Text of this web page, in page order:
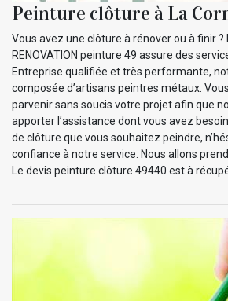
Peinture clôture à La
Vous avez une clôture à rénover ou à finir ?
RENOVATION peinture 49 assure des
Entreprise qualifiée et très performante,
composée d’artisans peintres métaux.
parvenir sans soucis votre projet afin que
apporter l’assistance dont vous avez
de clôture que vous souhaitez peindre,
confiance à notre service. Nous allons
Le devis peinture clôture 49440 est à